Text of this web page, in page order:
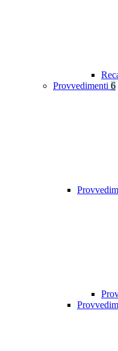
Provvedimenti 6